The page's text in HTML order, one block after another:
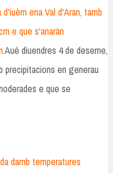
ena Val d'Aran, tamb
e que s'anaràn
Aué diuendres 4 de deseme,
precipitacions en generau
e que se
damb temperatures